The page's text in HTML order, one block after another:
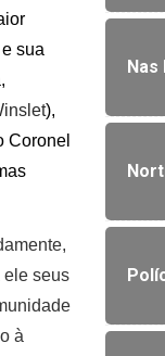
sua
),
Coronel
ele seus
à
Nas